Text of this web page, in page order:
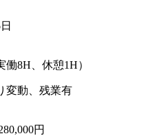
働8H、休憩1H）
変動、残業有
円